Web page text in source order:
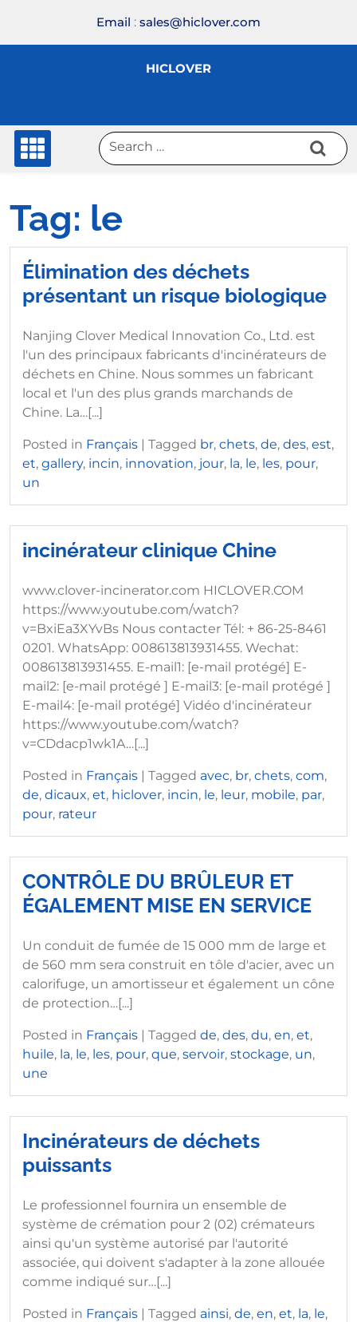
content
Email : sales@hiclover.com
HICLOVER
Tag: le
Élimination des déchets
présentant un risque biologique
Nanjing Clover Medical Innovation Co., Ltd. est
l'un des principaux fabricants d'incinérateurs de
déchets en Chine. Nous sommes un fabricant
local et l'un des plus grands marchands de
Chine. La…[...]
Posted in Français | Tagged br, chets, de, des, est,
et, gallery, incin, innovation, jour, la, le, les, pour,
un
incinérateur clinique Chine
www.clover-incinerator.com HICLOVER.COM
https://www.youtube.com/watch?
v=BxiEa3XYvBs Nous contacter Tél: + 86-25-8461
0201. WhatsApp: 008613813931455. Wechat:
008613813931455. E-mail1: [e-mail protégé] E-
mail2: [e-mail protégé ] E-mail3: [e-mail protégé ]
E-mail4: [e-mail protégé] Vidéo d'incinérateur
https://www.youtube.com/watch?
v=CDdacp1wk1A…[...]
Posted in Français | Tagged avec, br, chets, com,
de, dicaux, et, hiclover, incin, le, leur, mobile, par,
pour, rateur
CONTRÔLE DU BRÛLEUR ET
ÉGALEMENT MISE EN SERVICE
Un conduit de fumée de 15 000 mm de large et
de 560 mm sera construit en tôle d'acier, avec un
calorifuge, un amortisseur et également un cône
de protection…[...]
Posted in Français | Tagged de, des, du, en, et,
huile, la, le, les, pour, que, servoir, stockage, un,
une
Incinérateurs de déchets
puissants
Le professionnel fournira un ensemble de
système de crémation pour 2 (02) crémateurs
ainsi qu'un système autorisé par l'autorité
associée, qui doivent s'adapter à la zone allouée
comme indiqué sur…[...]
Posted in Français | Tagged ainsi, de, en, et, la, le,